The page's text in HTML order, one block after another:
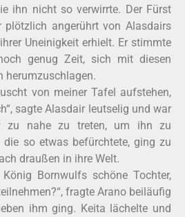
ihn nicht so verwirrte. Der Fürst
plötzlich angerührt von Alasdairs
Uneinigkeit erhielt. Er stimmte
genug Zeit, sich mit diesen
herumzuschlagen.
von meiner Tafel aufstehen,
sagte Alasdair leutselig und war
zu nahe zu treten, um ihn zu
die so etwas befürchtete, ging zu
draußen in ihre Welt.
Bornwulfs schöne Tochter,
fragte Arano beiläufig
ihm ging. Keita lächelte und